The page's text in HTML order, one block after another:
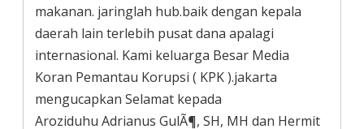
makanan. jaringlah hub.baik dengan kepala
daerah lain terlebih pusat dana apalagi
internasional. Kami keluarga Besar Media
Koran Pemantau Korupsi ( KPK ).jakarta
mengucapkan Selamat kepada
Aroziduhu Adrianus GulÃ¶, SH, MH dan Hermit